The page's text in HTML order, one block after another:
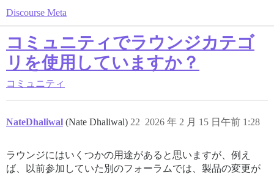
Discourse Meta
コミュニティでラウンジカテゴ
リを使用していますか？
コミュニティ
NateDhaliwal (Nate Dhaliwal) 2026 年 2 月 15 日午前 1:28
22
ラウンジにはいくつかの用途があると思いますが、例え
ば、以前参加していた別のフォーラムでは、製品の変更が